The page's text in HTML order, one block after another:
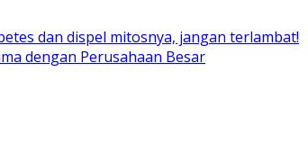
dan dispel mitosnya, jangan terlambat!
dengan Perusahaan Besar